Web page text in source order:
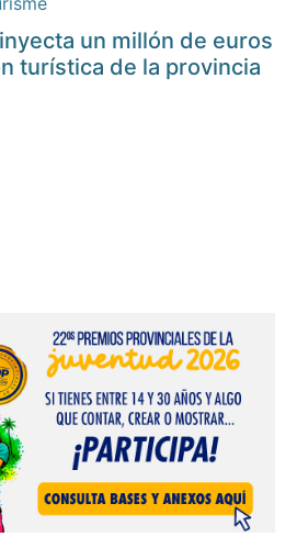
un millón de euros
turística de la provincia